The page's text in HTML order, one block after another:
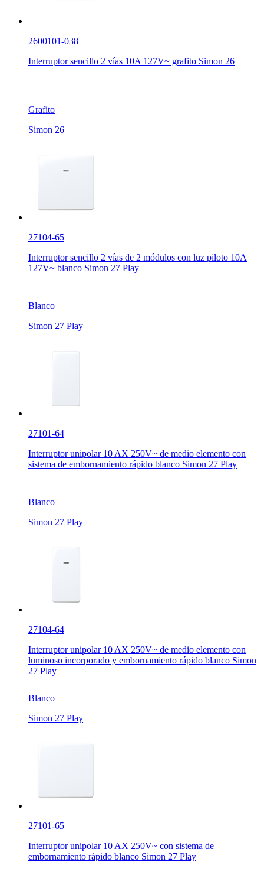
2600101-038
Interruptor sencillo 2 vías 10A 127V~ grafito Simon 26
Grafito
Simon 26
27104-65
Interruptor sencillo 2 vías de 2 módulos con luz piloto 10A
127V~ blanco Simon 27 Play
Blanco
Simon 27 Play
27101-64
Interruptor unipolar 10 AX 250V~ de medio elemento con
sistema de embornamiento rápido blanco Simon 27 Play
Blanco
Simon 27 Play
27104-64
Interruptor unipolar 10 AX 250V~ de medio elemento con
luminoso incorporado y embornamiento rápido blanco Simon
27 Play
Blanco
Simon 27 Play
27101-65
Interruptor unipolar 10 AX 250V~ con sistema de
embornamiento rápido blanco Simon 27 Play